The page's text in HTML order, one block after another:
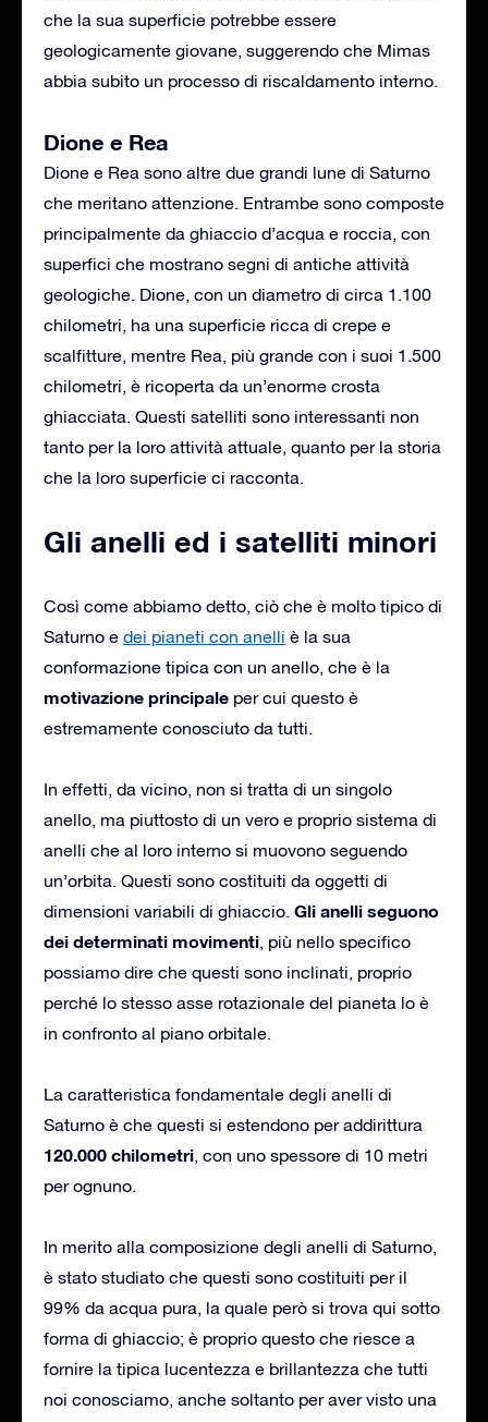
che la sua superficie potrebbe essere
geologicamente giovane, suggerendo che Mimas
abbia subito un processo di riscaldamento interno.
Dione e Rea
Dione e Rea sono altre due grandi lune di Saturno
che meritano attenzione. Entrambe sono composte
principalmente da ghiaccio d’acqua e roccia, con
superfici che mostrano segni di antiche attività
geologiche. Dione, con un diametro di circa 1.100
chilometri, ha una superficie ricca di crepe e
scalfitture, mentre Rea, più grande con i suoi 1.500
chilometri, è ricoperta da un’enorme crosta
ghiacciata. Questi satelliti sono interessanti non
tanto per la loro attività attuale, quanto per la storia
che la loro superficie ci racconta.
Gli anelli ed i satelliti minori
Così come abbiamo detto, ciò che è molto tipico di
Saturno e dei pianeti con anelli è la sua
conformazione tipica con un anello, che è la
motivazione principale per cui questo è
estremamente conosciuto da tutti.
In effetti, da vicino, non si tratta di un singolo
anello, ma piuttosto di un vero e proprio sistema di
anelli che al loro interno si muovono seguendo
un’orbita. Questi sono costituiti da oggetti di
dimensioni variabili di ghiaccio. Gli anelli seguono
dei determinati movimenti, più nello specifico
possiamo dire che questi sono inclinati, proprio
perché lo stesso asse rotazionale del pianeta lo è
in confronto al piano orbitale.
La caratteristica fondamentale degli anelli di
Saturno è che questi si estendono per addirittura
120.000 chilometri, con uno spessore di 10 metri
per ognuno.
In merito alla composizione degli anelli di Saturno,
è stato studiato che questi sono costituiti per il
99% da acqua pura, la quale però si trova qui sotto
forma di ghiaccio; è proprio questo che riesce a
fornire la tipica lucentezza e brillantezza che tutti
noi conosciamo, anche soltanto per aver visto una